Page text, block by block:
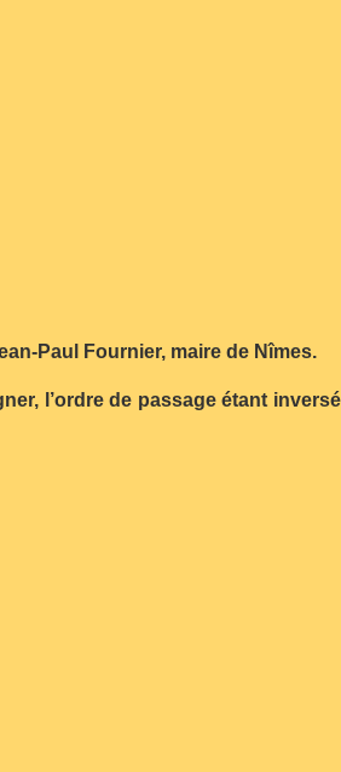
Paul Fournier, maire de Nîmes.
l’ordre de passage étant